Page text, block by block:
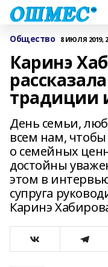
Общество 8 ИЮЛЯ 2019,
Каринэ
традиции
День семьи,
всем нам,
о семейных
достойны
этом в
супруга
Каринэ